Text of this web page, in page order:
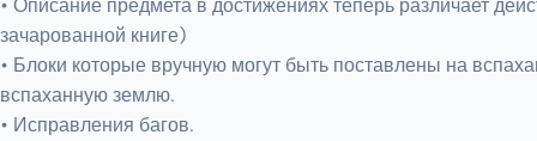
• Описание предмета в достижениях теперь различает
зачарованной книге)
• Блоки которые вручную могут быть поставлены на
вспаханную землю.
• Исправления багов.